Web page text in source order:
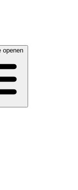
openen